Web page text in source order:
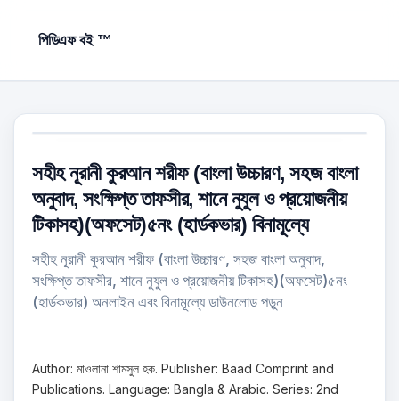
পিডিএফ বই ™
সহীহ নূরানী কুরআন শরীফ (বাংলা উচ্চারণ, সহজ বাংলা
অনুবাদ, সংক্ষিপ্ত তাফসীর, শানে নুযুল ও প্রয়োজনীয়
টিকাসহ)(অফসেট)৫নং (হার্ডকভার) বিনামূল্যে
সহীহ নূরানী কুরআন শরীফ (বাংলা উচ্চারণ, সহজ বাংলা অনুবাদ,
সংক্ষিপ্ত তাফসীর, শানে নুযুল ও প্রয়োজনীয় টিকাসহ)(অফসেট)৫নং
(হার্ডকভার) অনলাইন এবং বিনামূল্যে ডাউনলোড পড়ুন
Author: মাওলানা শামসুল হক. Publisher: Baad Comprint and
Publications. Language: Bangla & Arabic. Series: 2nd